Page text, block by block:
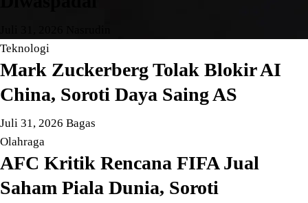
Teknologi
Mark Zuckerberg Tolak Blokir AI
China, Soroti Daya Saing AS
Juli 31, 2026 Bagas
Olahraga
AFC Kritik Rencana FIFA Jual
Saham Piala Dunia, Soroti